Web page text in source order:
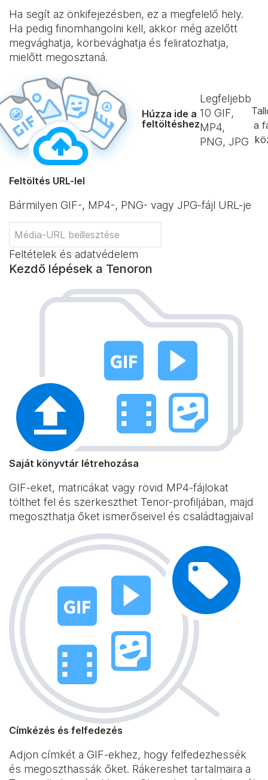
Ha segít az önkifejezésben, ez a megfelelő hely.
Ha pedig finomhangolni kell, akkor még azelőtt
megvághatja, körbevághatja és feliratozhatja,
mielőtt megosztaná.
Húzza ide a
feltöltéshez
Legfeljebb
10 GIF,
MP4,
PNG, JPG
a
Feltöltés URL-lel
Bármilyen GIF-, MP4-, PNG- vagy JPG-fájl URL-je
Feltételek és adatvédelem
Kezdő lépések a Tenoron
Saját könyvtár létrehozása
GIF-eket, matricákat vagy rövid MP4-fájlokat
tölthet fel és szerkeszthet Tenor-profiljában, majd
megoszthatja őket ismerőseivel és családtagjaival
Címkézés és felfedezés
Adjon címkét a GIF-ekhez, hogy felfedezhessék
és megoszthassák őket. Rákereshet tartalmaira a